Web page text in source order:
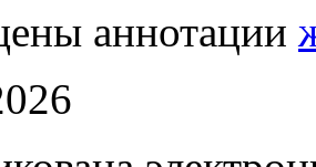
аннотации